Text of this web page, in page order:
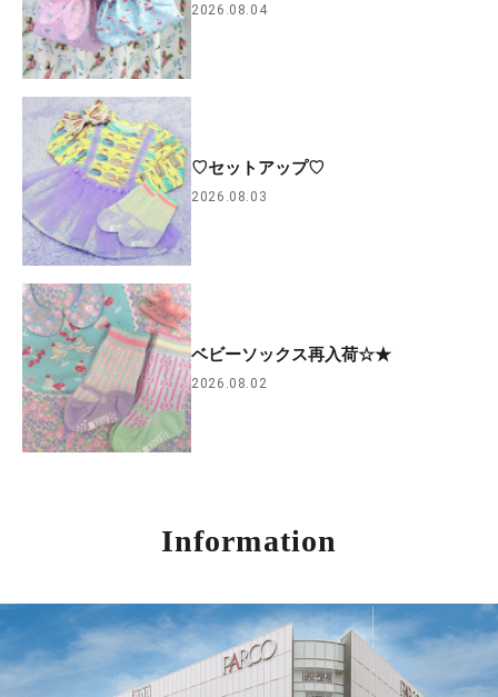
2026.08.04
♡セットアップ♡
2026.08.03
ベビーソックス再入荷☆★
2026.08.02
Information